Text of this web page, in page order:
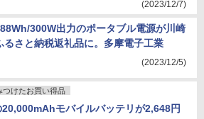
(2023/12/7)
300W出力のポータブル電源が川崎
るさと納税返礼品に。多摩電子工業
(2023/12/5)
つけたお買い得品
20,000mAhモバイルバッテリが2,648円